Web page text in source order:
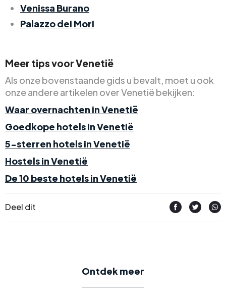
Venissa Burano
Palazzo dei Mori
Meer tips voor Venetië
Als onze bovenstaande gids u bevalt, moet u ook
onze andere artikelen over Venetië bekijken:
Waar overnachten in Venetië
Goedkope hotels in Venetië
5-sterren hotels in Venetië
Hostels in Venetië
De 10 beste hotels in Venetië
Deel dit
Ontdek meer